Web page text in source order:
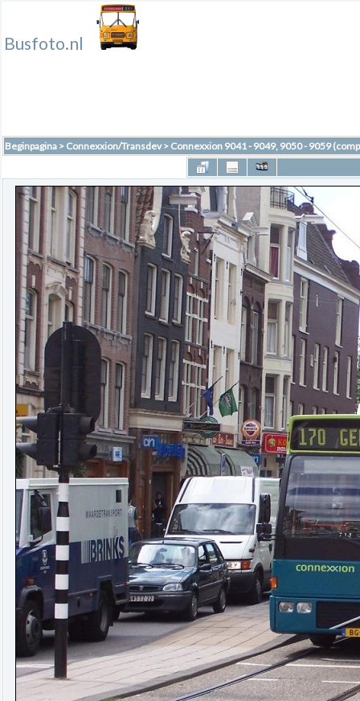
Busfoto.nl
Beginpagina > Connexxion/Transdev> Connexxion 9041 - 9049, 9050 - 9059